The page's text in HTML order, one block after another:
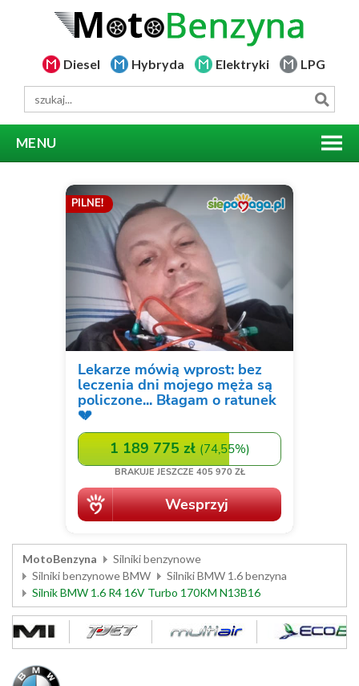
Diesel Hybryda Elektryki LPG
MENU
MotoBenzyna
Silniki benzynowe
Silniki benzynowe BMW
Silniki BMW 1.6 benzyna
Silnik BMW 1.6 R4 16V Turbo 170KM N13B16